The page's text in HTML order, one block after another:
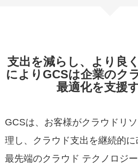
支出を減らし、より良
により GCSは企業のク
最適化を支援す
GCSは、お客様がクラウドリ
理し、クラウド支出を継続的に
最先端のクラウド テクノロジ